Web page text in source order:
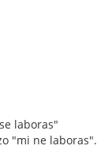
laboras"
"mi ne laboras".